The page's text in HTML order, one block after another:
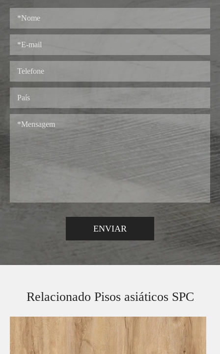
Relacionado Pisos asiáticos SPC